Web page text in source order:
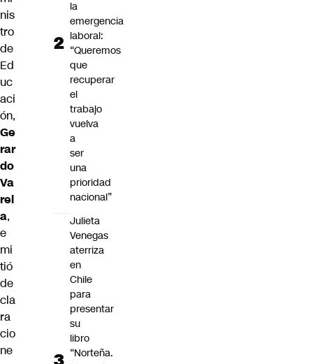
nis
tro
de
Ed
uc
aci
ón,
Ge
rar
do
Va
rel
a,
e
mi
tió
de
cla
ra
cio
ne
la
emergencia
laboral:
“Queremos
que
recuperar
el
trabajo
vuelva
a
ser
una
prioridad
nacional”
Julieta
Venegas
aterriza
en
Chile
para
presentar
su
libro
“Norteña.